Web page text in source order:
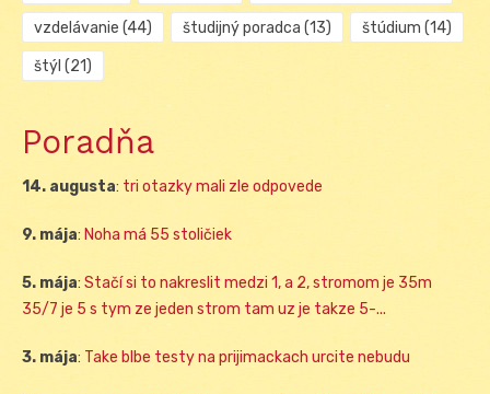
vzdelávanie (44) študijný poradca (13) štúdium (14)
štýl (21)
Poradňa
14. augusta: tri otazky mali zle odpovede
9. mája: Noha má 55 stoličiek
5. mája: Stačí si to nakreslit medzi 1, a 2, stromom je 35m
35/7 je 5 s tym ze jeden strom tam uz je takze 5-...
3. mája: Take blbe testy na prijimackach urcite nebudu